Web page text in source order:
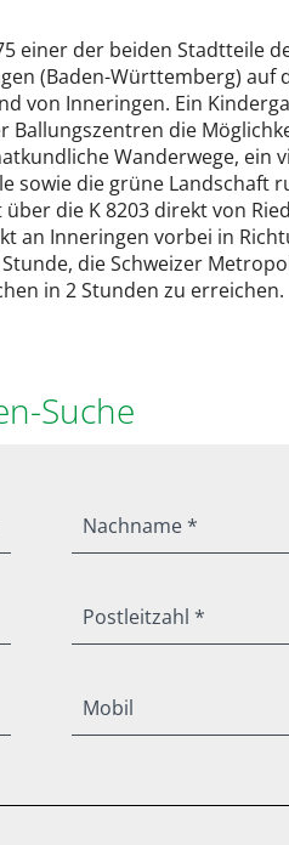
einer der beiden Stadtteile
(Baden-Württemberg) auf
von Inneringen. Ein
die
Wanderwege, ein
sowie die grüne Landschaft
die K 8203 direkt von
an Inneringen vorbei in
die Schweizer
in 2 Stunden zu erreichen.
Suche
Nachname *
Postleitzahl *
Mobil